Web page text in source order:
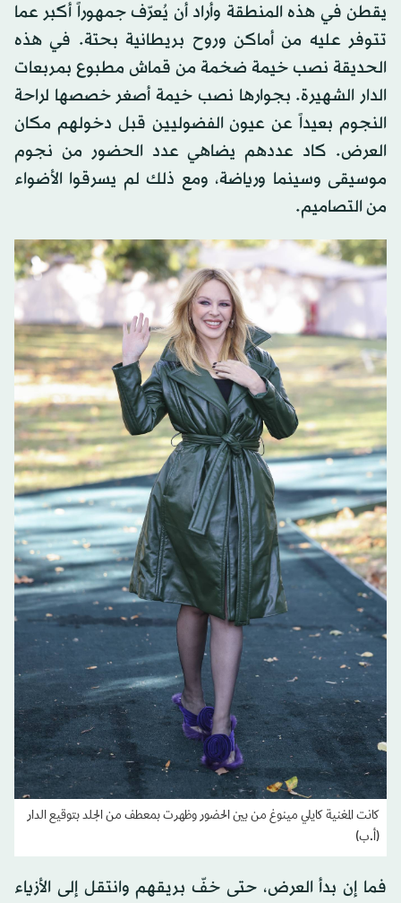
يقطن في هذه المنطقة وأراد أن يُعرّف جمهوراً أكبر عما
تتوفر عليه من أماكن وروح بريطانية بحتة. في هذه
الحديقة نصب خيمة ضخمة من قماش مطبوع بمربعات
الدار الشهيرة. بجوارها نصب خيمة أصغر خصصها لراحة
النجوم بعيداً عن عيون الفضوليين قبل دخولهم مكان
العرض. كاد عددهم يضاهي عدد الحضور من نجوم
موسيقى وسينما ورياضة، ومع ذلك لم يسرقوا الأضواء
من التصاميم.
كانت المغنية كايلي مينوغ من بين الحضور وظهرت بمعطف من الجلد بتوقيع الدار
(أ.ب)
فما إن بدأ العرض، حتى خفّ بريقهم وانتقل إلى الأزياء